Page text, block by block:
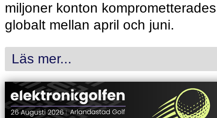
miljoner konton komprometterades
globalt mellan april och juni.
Läs mer...